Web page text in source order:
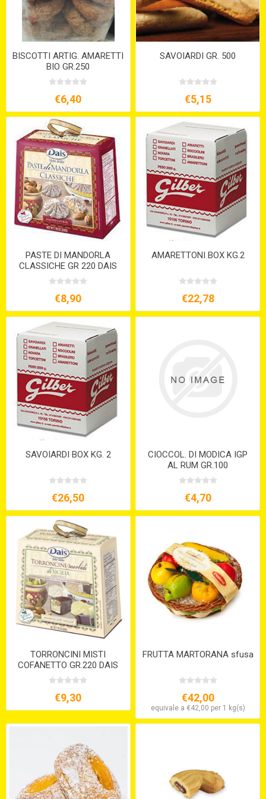
BISCOTTI ARTIG. AMARETTI
BIO GR.250
€6,40
SAVOIARDI GR. 500
€5,15
PASTE DI MANDORLA
CLASSICHE GR 220 DAIS
€8,90
AMARETTONI BOX KG.2
€22,78
SAVOIARDI BOX KG. 2
€26,50
CIOCCOL. DI MODICA IGP
AL RUM GR.100
€4,70
TORRONCINI MISTI
COFANETTO GR.220 DAIS
€9,30
FRUTTA MARTORANA sfusa
€42,00
equivale a €42,00 per 1 kg(s)